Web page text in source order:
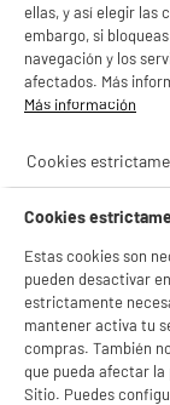
ellas, y así elegir las
embargo, si
navegación y los
afectados. Más
Más información
Cookies
Cookies
Estas cookies son
pueden desactivar
estrictamente
mantener activa tu
compras. También
que pueda afectar la
Sitio. Puedes